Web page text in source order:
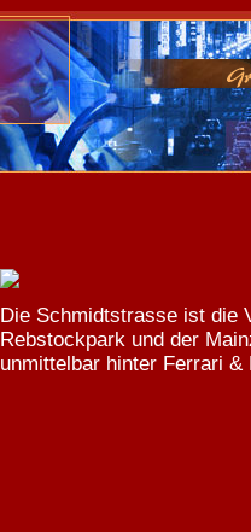
Die Schmidtstrasse ist die
Rebstockpark und der
unmittelbar hinter Ferrari